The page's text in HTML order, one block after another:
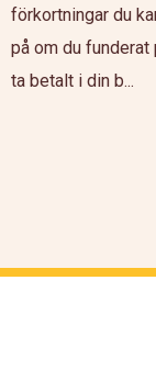
förkortningar du
på om du funderat
ta betalt i din b...